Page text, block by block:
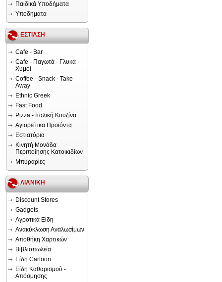
Παιδικά Υποδήματα
Υποδήματα
ΕΣΤΙΑΣΗ
Cafe - Bar
Cafe - Παγωτά - Γλυκά -
Χυμοί
Coffee - Snack - Take
Away
Ethnic Greek
Fast Food
Pizza - Ιταλική Κουζίνα
Αγιορείτικα Προϊόντα
Εστιατόρια
Κινητή Μονάδα
Περιποίησης Κατοικιδίων
Μπυραρίες
ΛΙΑΝΙΚΗ
Discount Stores
Gadgets
Αγροτικά Είδη
Ανακύκλωση Αναλωσίμων
Αποθήκη Χαρτικών
Βιβλιοπωλεία
Είδη Cartoon
Είδη Καθαρισμού -
Απόσμησης